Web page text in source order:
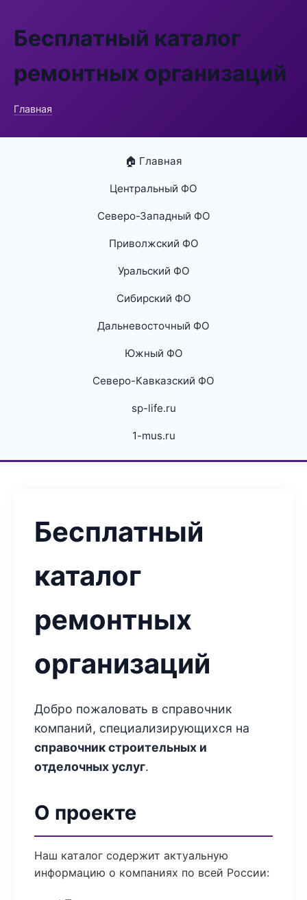
Бесплатный каталог
ремонтных организаций
Главная
🏠 Главная
Центральный ФО
Северо-Западный ФО
Приволжский ФО
Уральский ФО
Сибирский ФО
Дальневосточный ФО
Южный ФО
Северо-Кавказский ФО
sp-life.ru
1-mus.ru
Бесплатный
каталог
ремонтных
организаций
Добро пожаловать в справочник
компаний, специализирующихся на
справочник строительных и
отделочных услуг.
О проекте
Наш каталог содержит актуальную
информацию о компаниях по всей России: